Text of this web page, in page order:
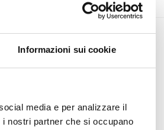
Informazioni sui cookie
media e per analizzare il
nostri partner che si occupano
Accedi con
Google